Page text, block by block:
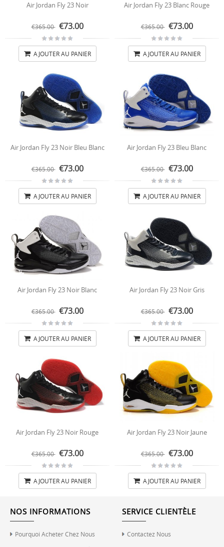
Air Jordan Fly 23 Noir
€365.00 €73.00
AJOUTER AU PANIER
Air Jordan Fly 23 Blanc Rouge
€365.00 €73.00
AJOUTER AU PANIER
Air Jordan Fly 23 Noir Bleu Blanc
€365.00 €73.00
AJOUTER AU PANIER
Air Jordan Fly 23 Bleu Blanc
€365.00 €73.00
AJOUTER AU PANIER
Air Jordan Fly 23 Noir Blanc
€365.00 €73.00
AJOUTER AU PANIER
Air Jordan Fly 23 Noir Gris
€365.00 €73.00
AJOUTER AU PANIER
Air Jordan Fly 23 Noir Rouge
€365.00 €73.00
AJOUTER AU PANIER
Air Jordan Fly 23 Noir Jaune
€365.00 €73.00
AJOUTER AU PANIER
NOS INFORMATIONS
Pourquoi Acheter Chez Nous
SERVICE CLIENTÈLE
Contactez Nous